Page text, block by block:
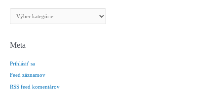
a
e
ó
r
i
Meta
Prihlásiť sa
Feed záznamov
RSS feed komentárov